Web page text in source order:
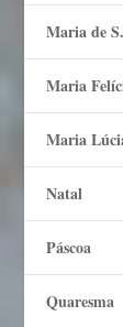
Maria de
Maria
Maria
Natal
Páscoa
Quaresma